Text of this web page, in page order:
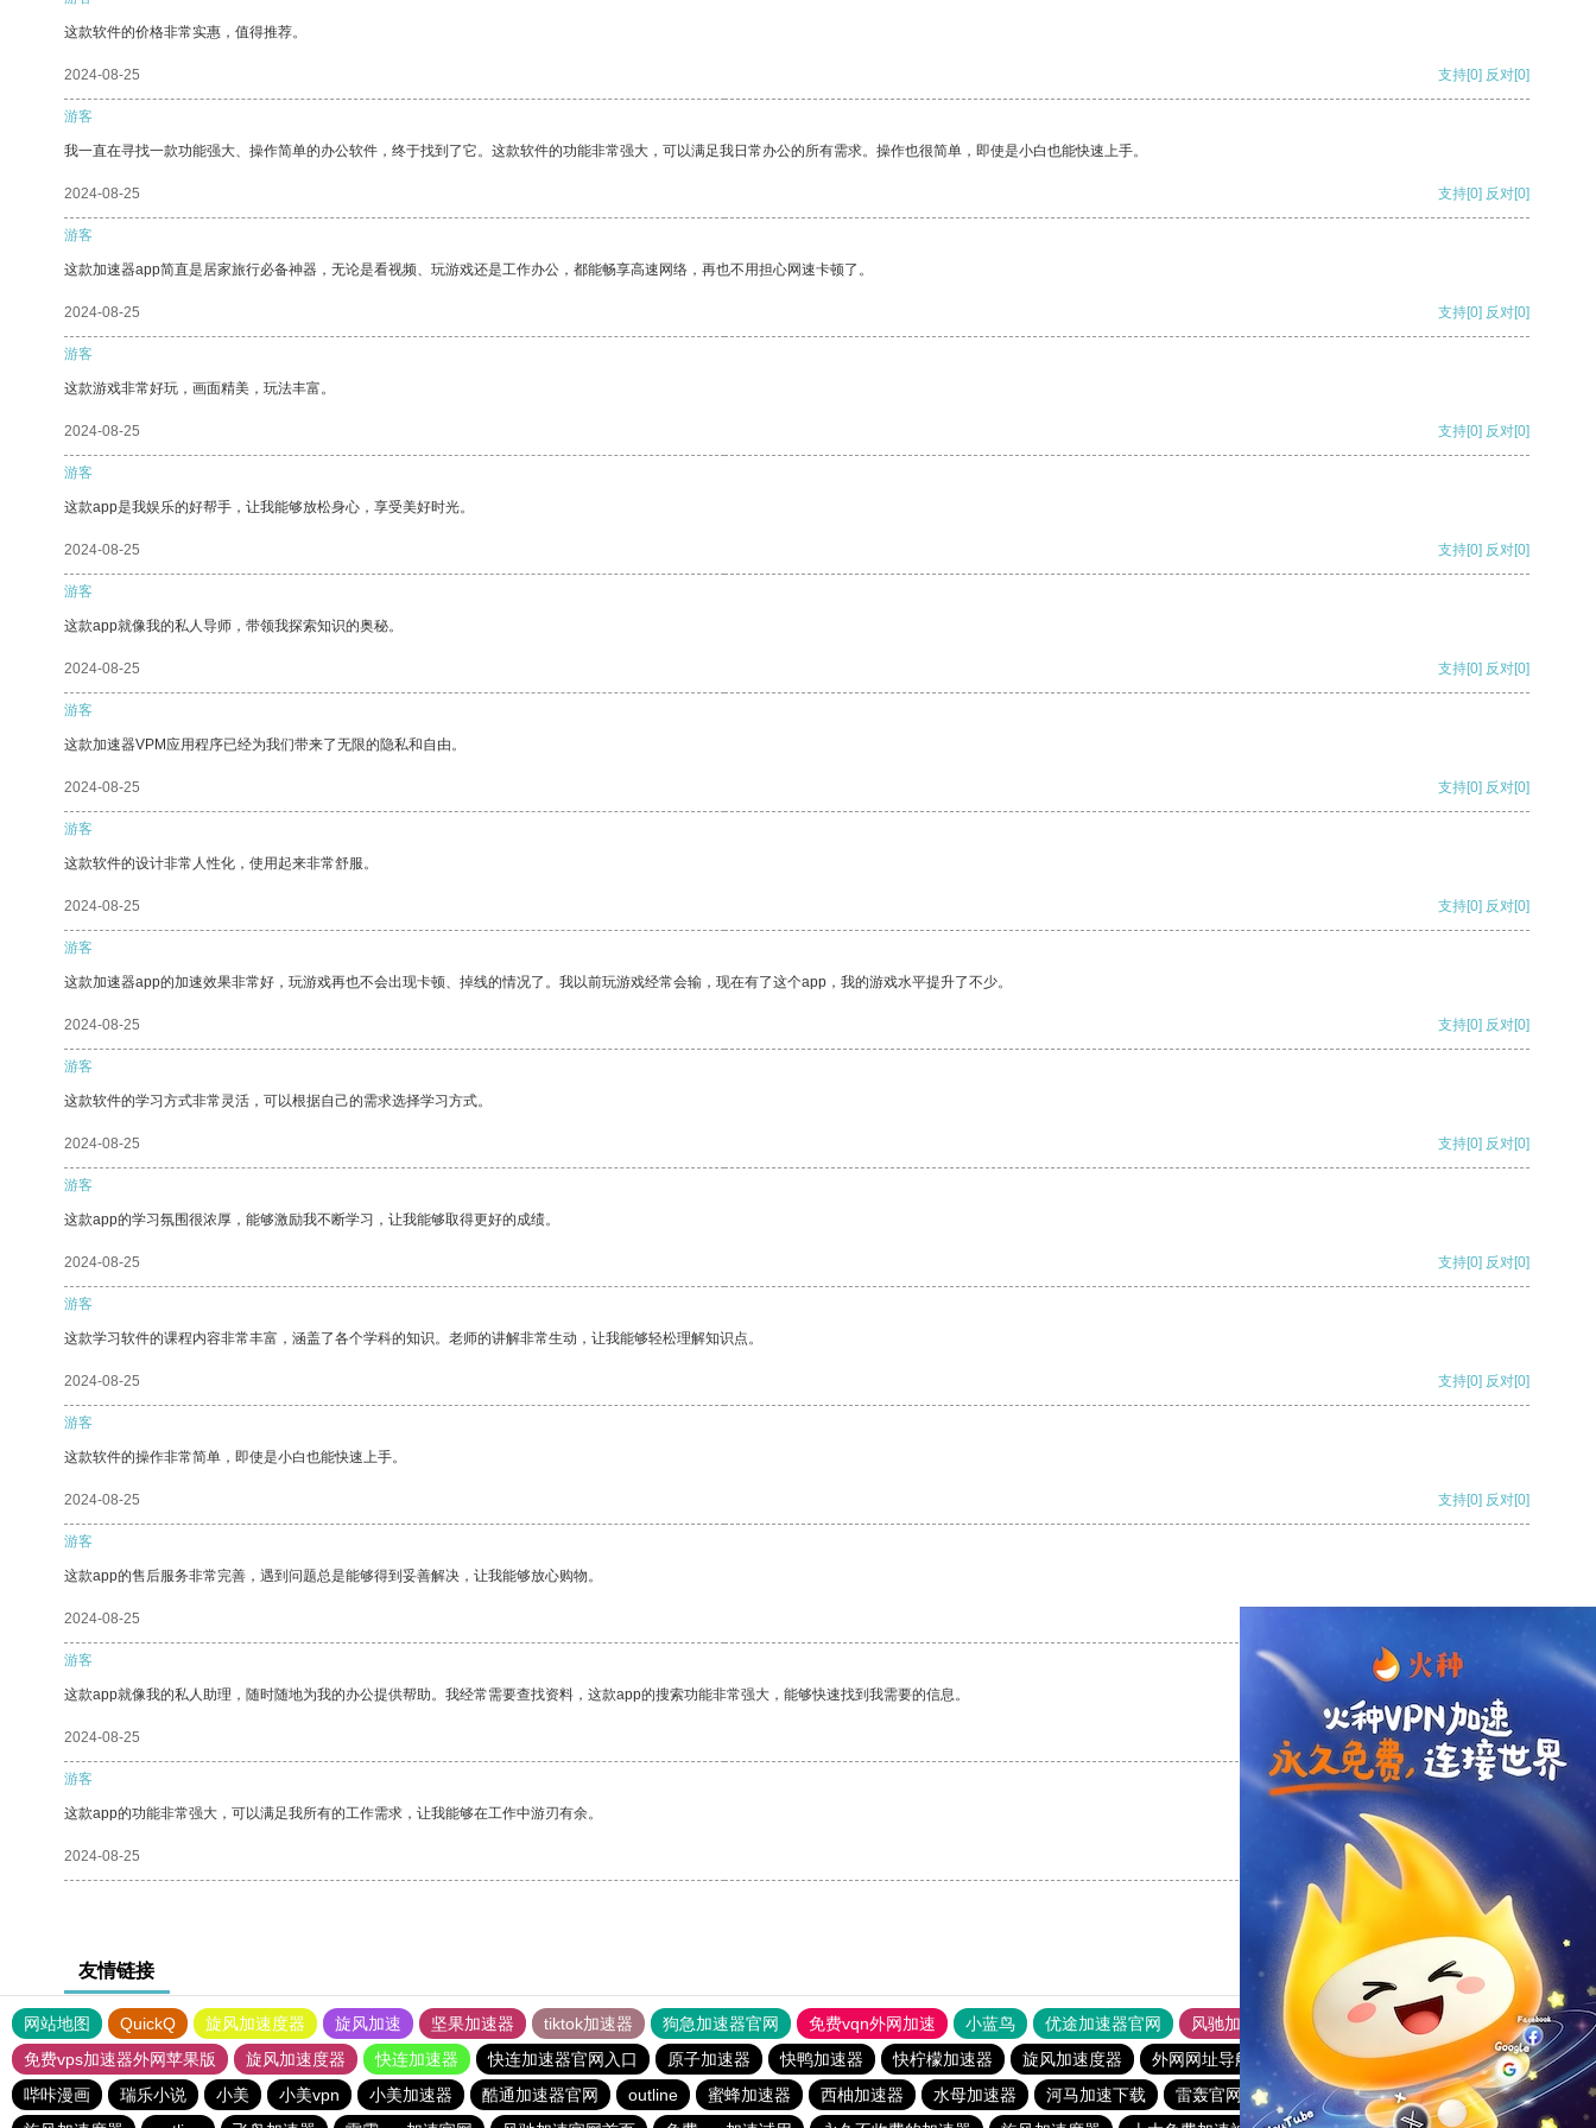
这款软件的价格非常实惠，值得推荐。
2024-08-25 支持[0] 反对[0]
游客
我一直在寻找一款功能强大、操作简单的办公软件，终于找到了它。这款软件的功能非常强大，可以满足我日常办公的所有需求。操作也很简单，即使是小白也能快速上手。
2024-08-25 支持[0] 反对[0]
游客
这款加速器app简直是居家旅行必备神器，无论是看视频、玩游戏还是工作办公，都能畅享高速网络，再也不用担心网速卡顿了。
2024-08-25 支持[0] 反对[0]
游客
这款游戏非常好玩，画面精美，玩法丰富。
2024-08-25 支持[0] 反对[0]
游客
这款app是我娱乐的好帮手，让我能够放松身心，享受美好时光。
2024-08-25 支持[0] 反对[0]
游客
这款app就像我的私人导师，带领我探索知识的奥秘。
2024-08-25 支持[0] 反对[0]
游客
这款加速器VPM应用程序已经为我们带来了无限的隐私和自由。
2024-08-25 支持[0] 反对[0]
游客
这款软件的设计非常人性化，使用起来非常舒服。
2024-08-25 支持[0] 反对[0]
游客
这款加速器app的加速效果非常好，玩游戏再也不会出现卡顿、掉线的情况了。我以前玩游戏经常会输，现在有了这个app，我的游戏水平提升了不少。
2024-08-25 支持[0] 反对[0]
游客
这款软件的学习方式非常灵活，可以根据自己的需求选择学习方式。
2024-08-25 支持[0] 反对[0]
游客
这款app的学习氛围很浓厚，能够激励我不断学习，让我能够取得更好的成绩。
2024-08-25 支持[0] 反对[0]
游客
这款学习软件的课程内容非常丰富，涵盖了各个学科的知识。老师的讲解非常生动，让我能够轻松理解知识点。
2024-08-25 支持[0] 反对[0]
游客
这款软件的操作非常简单，即使是小白也能快速上手。
2024-08-25 支持[0] 反对[0]
游客
这款app的售后服务非常完善，遇到问题总是能够得到妥善解决，让我能够放心购物。
2024-08-25
游客
这款app就像我的私人助理，随时随地为我的办公提供帮助。我经常需要查找资料，这款app的搜索功能非常强大，能够快速找到我需要的信息。
2024-08-25 支持 [0] 反对 [0]
游客
这款app的功能非常强大，可以满足我所有的工作需求，让我能够在工作中游刃有余。
2024-08-25 支持
友情链接
网站地图 QuickQ 旋风加速度器 旋风加速 坚果加速器 tiktok加速器 狗急加速器官网 免费vqn外网加速 小蓝鸟 优途加速器官网 风驰加速器
旋风加速器
免费vps加速器外网苹果版
旋风加速度器 快连加速器 快连加速器官网入口 原子加速器 快鸭加速器 快柠檬加速器 旋风加速度器 外网网址导航 软件中心 雷霆加速
狂飙加速器
哔咔漫画
瑞乐小说 小美 小美vpn 小美加速器 酷通加速器官网 outline 蜜蜂加速器 西柚加速器 水母加速器 河马加速下载 雷轰官网加速器 落地机
快柠檬